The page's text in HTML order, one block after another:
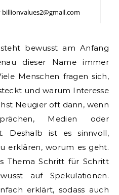
billionvalues2@gmail.com
steht bewusst am Anfang
dieser Name immer
Menschen fragen sich,
und warum Interesse
Neugier oft dann, wenn
Medien oder
Deshalb ist es sinnvoll,
erklären, worum es geht.
Thema Schritt für Schritt
auf Spekulationen.
erklärt, sodass auch